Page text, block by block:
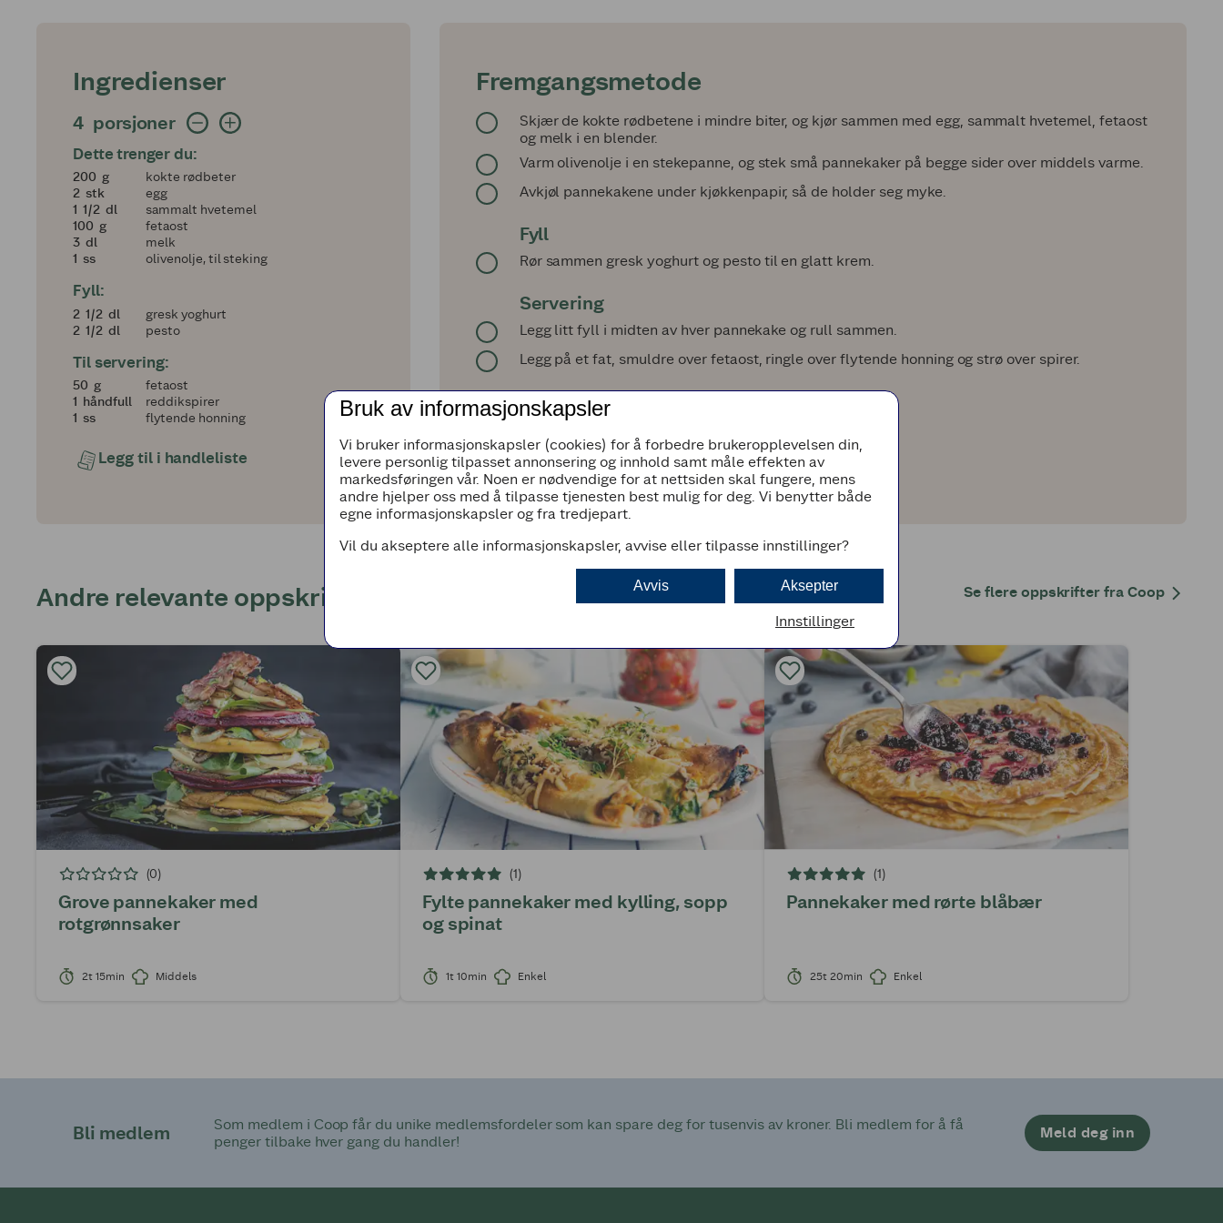
Ingredienser
4 porsjoner
4 porsjoner
Dette trenger du:
200
200 g
kokte rødbeter
2
2 stk
egg
1 og en halv
1 1/2 dl
sammalt hvetemel
100
100 g
fetaost
3
3 dl
melk
11 ss olivenolje, til steking
Fyll:
2 og en halv
2 1/2 dl
gresk yoghurt
2 og en halv
2 1/2 dl pesto
Til servering:
50
50 g
fetaost
11 håndfull
reddikspirer
11 ss flytende honning
Legg til i handleliste
Fremgangsmetode
Skjær de kokte rødbetene i mindre biter, og kjør sammen med egg, sammalt hvetemel, fetaost
og melk i en blender.
Varm olivenolje i en stekepanne, og stek små pannekaker på begge sider over middels varme.
Avkjøl pannekakene under kjøkkenpapir, så de holder seg myke.
Fyll
Rør sammen gresk yoghurt og pesto til en glatt krem.
Servering
Legg litt fyll i midten av hver pannekake og rull sammen.
Legg på et fat, smuldre over fetaost, ringle over flytende honning og strø over spirer.
Andre relevante oppskrifter Se flere oppskrifter fra Coop
(0)
Grove pannekaker med
rotgrønnsaker
2t 15min Middels
(1)
Fylte pannekaker med kylling, sopp
og spinat
1t 10min Enkel
(1)
Pannekaker med rørte blåbær
25t 20min Enkel
Bli medlem
Som medlem i Coop får du unike medlemsfordeler som kan spare deg for tusenvis av kroner. Bli medlem for å få
penger tilbake hver gang du handler!
Meld deg inn
Bruk av informasjonskapsler
Vi bruker informasjonskapsler (cookies) for å forbedre brukeropplevelsen din,
levere personlig tilpasset annonsering og innhold samt måle effekten av
markedsføringen vår. Noen er nødvendige for at nettsiden skal fungere, mens
andre hjelper oss med å tilpasse tjenesten best mulig for deg. Vi benytter både
egne informasjonskapsler og fra tredjepart.
Vil du akseptere alle informasjonskapsler, avvise eller tilpasse innstillinger?
Aksepter
Avvis
Innstillinger